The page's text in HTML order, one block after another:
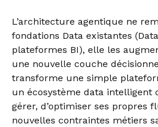
L’architecture agentique ne
fondations Data existantes
plateformes BI), elle les
une nouvelle couche
transforme une simple
un écosystème data intelligent
gérer, d’optimiser ses propres
nouvelles contraintes métiers